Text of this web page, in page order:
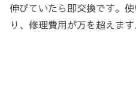
伸びていたら即交換です。
り、修理費用が万を超えます